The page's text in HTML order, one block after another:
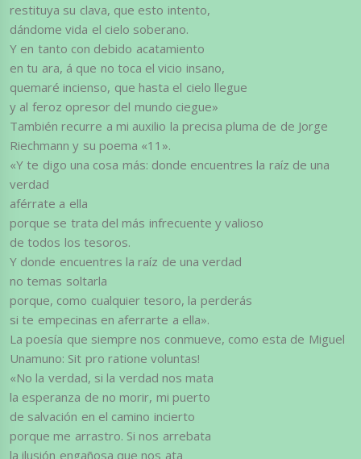
restituya su clava, que esto intento,
dándome vida el cielo soberano.
Y en tanto con debido acatamiento
en tu ara, á que no toca el vicio insano,
quemaré incienso, que hasta el cielo llegue
y al feroz opresor del mundo ciegue»
También recurre a mi auxilio la precisa pluma de de Jorge
Riechmann y su poema «11».
«Y te digo una cosa más: donde encuentres la raíz de una
verdad
aférrate a ella
porque se trata del más infrecuente y valioso
de todos los tesoros.
Y donde encuentres la raíz de una verdad
no temas soltarla
porque, como cualquier tesoro, la perderás
si te empecinas en aferrarte a ella».
La poesía que siempre nos conmueve, como esta de Miguel
Unamuno: Sit pro ratione voluntas!
«No la verdad, si la verdad nos mata
la esperanza de no morir, mi puerto
de salvación en el camino incierto
porque me arrastro. Si nos arrebata
la ilusión engañosa que nos ata